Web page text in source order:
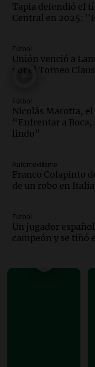
de droga por
y plazas de
Audio.
por accidentes
Episodios
Audio.
por accidentes
semestre de
Episodios
Audio.
uso de
Episodios
Audio.La
Reinheimer
Noticias Rosario
Tapia defendió el
Central en 2025:
Fútbol
Unión venció a
por el Torneo
Fútbol
Nicolás Marotta, el
“Enfrentar a Boca,
lindo”
Automovilismo
Franco Colapinto
de un robo en
Fútbol
Un jugador
campeón y se tiñó